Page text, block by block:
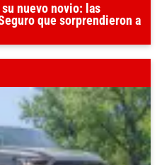
nuevo novio: las
que sorprendieron a